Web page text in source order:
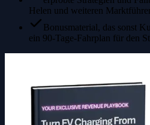
Helen und weiteren
Bonusmaterial, das sonst
ein 90-Tage-Fahrplan für den